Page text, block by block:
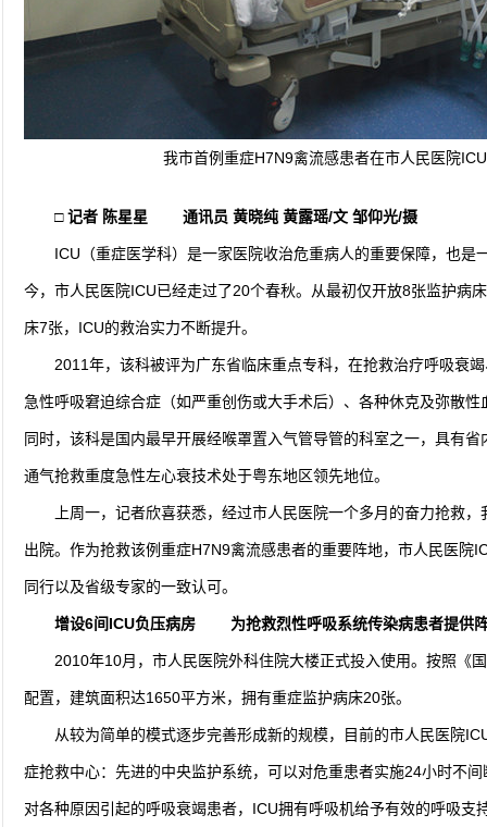
我市首例重症H7N9禽流感患者在市人民医院
□ 记者 陈星星 通讯员 黄晓纯 黄露瑶/文 邹仰光/摄
ICU（重症医学科）是一家医院收治危重病人的重要保障，也是
今，市人民医院ICU已经走过了20个春秋。从最初仅开放8张监护病
床7张，ICU的救治实力不断提升。
2011年，该科被评为广东省临床重点专科，在抢救治疗呼吸衰
急性呼吸窘迫综合症（如严重创伤或大手术后）、各种休克及弥散
同时，该科是国内最早开展经喉罩置入气管导管的科室之一，具有
通气抢救重度急性左心衰技术处于粤东地区领先地位。
上周一，记者欣喜获悉，经过市人民医院一个多月的奋力抢救
出院。作为抢救该例重症H7N9禽流感患者的重要阵地，市人民医院
同行以及省级专家的一致认可。
增设6间ICU负压病房 为抢救烈性呼吸系统传染病患者提供
2010年10月，市人民医院外科住院大楼正式投入使用。按照《
配置，建筑面积达1650平方米，拥有重症监护病床20张。
从较为简单的模式逐步完善形成新的规模，目前的市人民医院
症抢救中心：先进的中央监护系统，可以对危重患者实施24小时不
对各种原因引起的呼吸衰竭患者，ICU拥有呼吸机给予有效的呼吸支